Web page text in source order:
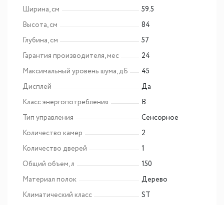
Ширина, см
59.5
Высота, см
84
Глубина, см
57
Гарантия производителя, мес
24
Максимальный уровень шума, дБ
45
Дисплей
Да
Класс энергопотребления
B
Тип управления
Сенсорное
Количество камер
2
Количество дверей
1
Общий объем, л
150
Материал полок
Дерево
Климатический класс
ST